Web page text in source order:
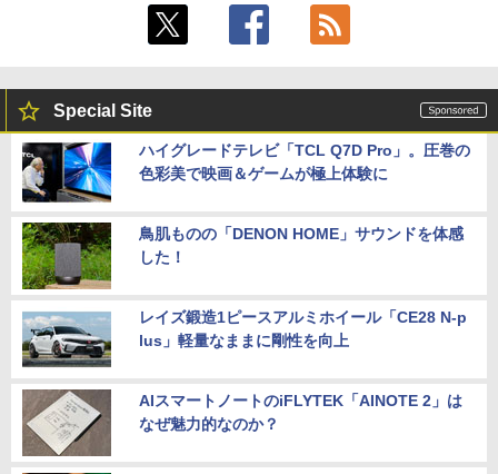
Special Site
ハイグレードテレビ「TCL Q7D Pro」。圧巻の
色彩美で映画＆ゲームが極上体験に
鳥肌ものの「DENON HOME」サウンドを体感
した！
レイズ鍛造1ピースアルミホイール「CE28 N-p
lus」軽量なままに剛性を向上
AIスマートノートのiFLYTEK「AINOTE 2」は
なぜ魅力的なのか？